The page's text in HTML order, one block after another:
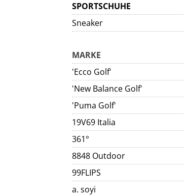
SPORTSCHUHE
Sneaker
MARKE
'Ecco Golf'
'New Balance Golf'
'Puma Golf'
19V69 Italia
361°
8848 Outdoor
99FLIPS
a. soyi